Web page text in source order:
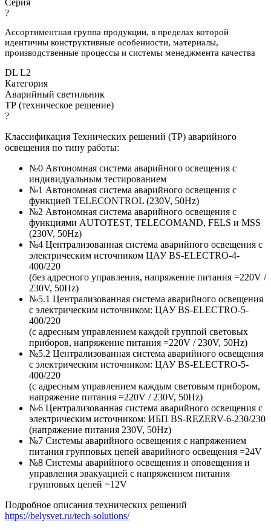
?
Ассортиментная группа продукции, в пределах которой
идентичны конструктивные особенности, материалы,
производственные процессы и системы менеджмента качества
DL L2
Категория
Аварийный светильник
ТР (техническое решение)
?
Классификация Технических решений (ТР) аварийного
освещения по типу работы:
№0 Автономная система аварийного освещения с
индивидуальным тестированием
№1 Автономная система аварийного освещения с
функцией TELECONTROL (230V, 50Hz)
№2 Автономная система аварийного освещения с
функциями AUTOTEST, TELECOMAND, FELS и MSS
(230V, 50Hz)
№4 Централизованная система аварийного освещения с
электрическим источником ЦАУ BS-ELECTRO-4-
400/220
(без адресного управления, напряжение питания =220V /
230V, 50Hz)
№5.1 Централизованная система аварийного освещения
с электрическим источником: ЦАУ BS-ELEСTRO-5-
400/220
(c адресным управлением каждой группой световых
приборов, напряжение питания =220V / 230V, 50Hz)
№5.2 Централизованная система аварийного освещения
с электрическим источником: ЦАУ BS-ELEСTRO-5-
400/220
(c адресным управлением каждым световым прибором,
напряжение питания =220V / 230V, 50Hz)
№6 Централизованная система аварийного освещения с
электрическим источником: ИБП BS-REZERV-6-230/230
(напряжение питания 230V, 50Hz)
№7 Системы аварийного освещения с напряжением
питания групповых цепей аварийного освещения =24V
№8 Системы аварийного освещения и оповещения и
управления эвакуацией с напряжением питания
групповых цепей =12V
Подробное описания технических решений
https://belysvet.ru/tech-solutions/